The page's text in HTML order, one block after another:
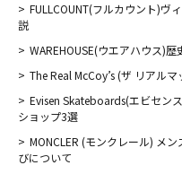
FULLCOUNT(フルカウント)ヴ
説
WAREHOUSE(ウエアハウス)
The Real McCoy’s (ザ リアル
Evisen Skateboards(エビセン
ショップ3選
MONCLER (モンクレール) メ
びについて